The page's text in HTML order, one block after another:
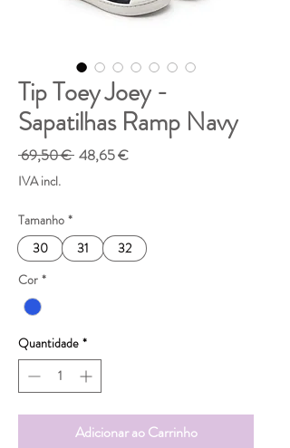
Tip Toey Joey -
Sapatilhas Ramp Navy
69,50 € Preço
48,65 €Preço
IVA incl.
Tamanho *
30
31
32
Cor *
Quantidade *
Adicionar ao Carrinho